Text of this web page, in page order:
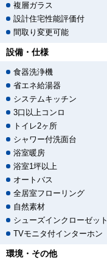
複層ガラス
設計住宅性能評価付
間取り変更可能
設備・仕様
食器洗浄機
省エネ給湯器
システムキッチン
3口以上コンロ
トイレ2ヶ所
シャワー付洗面台
浴室暖房
浴室1坪以上
オートバス
全居室フローリング
自然素材
シューズインクローゼット
TVモニタ付インターホン
環境・その他